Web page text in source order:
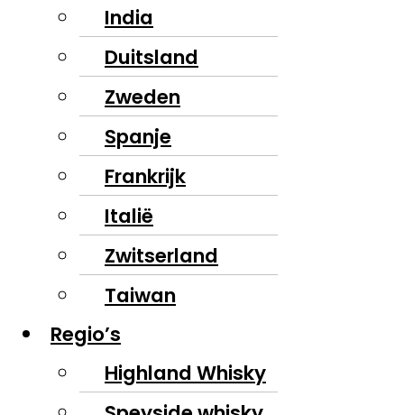
India
Duitsland
Zweden
Spanje
Frankrijk
Italië
Zwitserland
Taiwan
Regio’s
Highland Whisky